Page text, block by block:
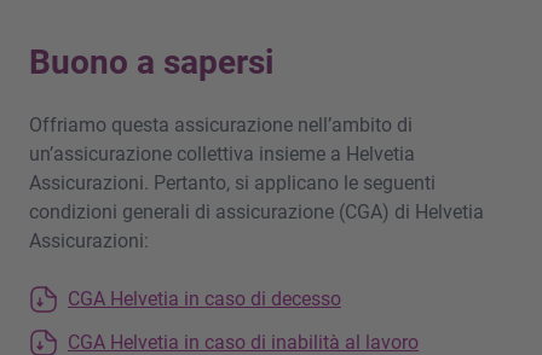
Buono a sapersi
Offriamo questa assicurazione nell’ambito di
un’assicurazione collettiva insieme a Helvetia
Assicurazioni. Pertanto, si applicano le seguenti
condizioni generali di assicurazione (CGA) di Helvetia
Assicurazioni:
CGA Helvetia in caso di decesso
CGA Helvetia in caso di inabilità al lavoro